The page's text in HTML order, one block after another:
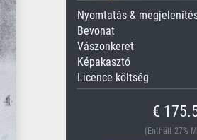
Nyomtatás &
Bevonat
Vászonkeret
Képakasztó
Licence költség
€
(Enthält 27%